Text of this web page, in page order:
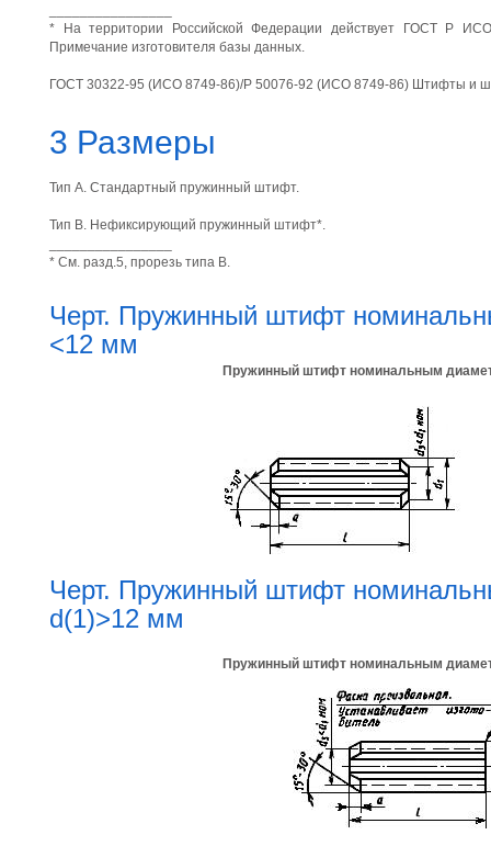
* На территории Российской Федерации действует ГОСТ Р
Примечание изготовителя базы данных.
ГОСТ 30322-95 (ИСО 8749-86)/Р 50076-92 (ИСО 8749-86) Штифты и
3 Размеры
Тип А. Стандартный пружинный штифт.
Тип В. Нефиксирующий пружинный штифт*.
* См. разд.5, прорезь типа В.
Черт. Пружинный штифт
<12 мм
Пружинный штифт номинальным
Черт. Пружинный штифт
d(1)>12 мм
Пружинный штифт номинальным